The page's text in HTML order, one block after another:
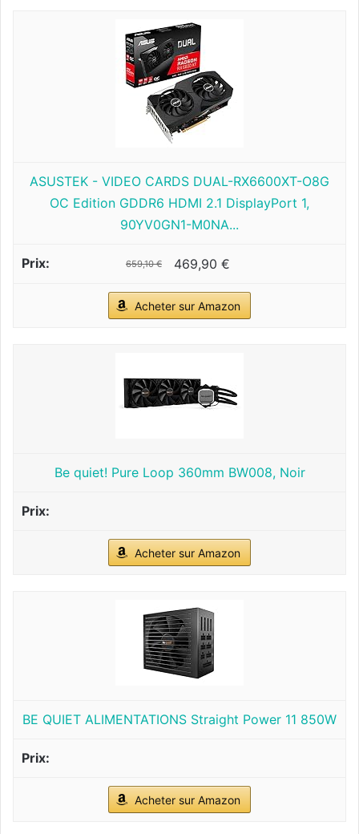
ASUSTEK - VIDEO CARDS DUAL-RX6600XT-O8G
OC Edition GDDR6 HDMI 2.1 DisplayPort 1,
90YV0GN1-M0NA...
659,10 € 469,90 €
Acheter sur Amazon
Be quiet! Pure Loop 360mm BW008, Noir
Acheter sur Amazon
BE QUIET ALIMENTATIONS Straight Power 11 850W
Acheter sur Amazon